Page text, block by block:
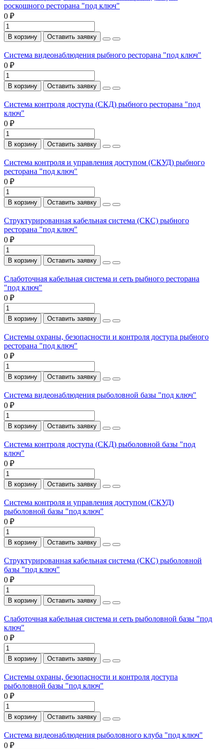
роскошного ресторана "под ключ"
0 ₽
В корзину Оставить заявку
Система видеонаблюдения рыбного ресторана "под ключ"
0 ₽
В корзину Оставить заявку
Система контроля доступа (СКД) рыбного ресторана "под
ключ"
0 ₽
В корзину Оставить заявку
Система контроля и управления доступом (СКУД) рыбного
ресторана "под ключ"
0 ₽
В корзину Оставить заявку
Структурированная кабельная система (СКС) рыбного
ресторана "под ключ"
0 ₽
В корзину Оставить заявку
Слаботочная кабельная система и сеть рыбного ресторана
"под ключ"
0 ₽
В корзину Оставить заявку
Системы охраны, безопасности и контроля доступа рыбного
ресторана "под ключ"
0 ₽
В корзину Оставить заявку
Система видеонаблюдения рыболовной базы "под ключ"
0 ₽
В корзину Оставить заявку
Система контроля доступа (СКД) рыболовной базы "под
ключ"
0 ₽
В корзину Оставить заявку
Система контроля и управления доступом (СКУД)
рыболовной базы "под ключ"
0 ₽
В корзину Оставить заявку
Структурированная кабельная система (СКС) рыболовной
базы "под ключ"
0 ₽
В корзину Оставить заявку
Слаботочная кабельная система и сеть рыболовной базы "под
ключ"
0 ₽
В корзину Оставить заявку
Системы охраны, безопасности и контроля доступа
рыболовной базы "под ключ"
0 ₽
В корзину Оставить заявку
Система видеонаблюдения рыболовного клуба "под ключ"
0 ₽